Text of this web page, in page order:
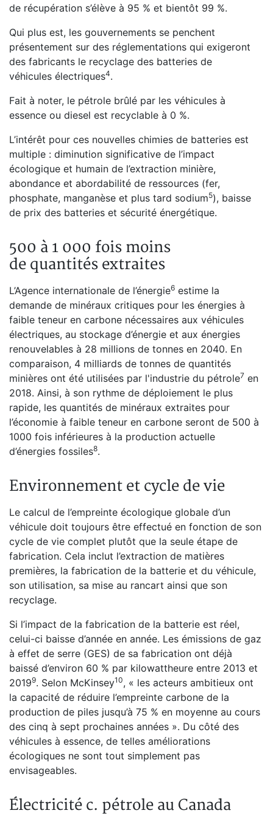
de récupération s’élève à 95 % et bientôt 99 %.
Qui plus est, les gouvernements se penchent
présentement sur des réglementations qui exigeront
des fabricants le recyclage des batteries de
véhicules électriques⁠4.
Fait à noter, le pétrole brûlé par les véhicules à
essence ou diesel est recyclable à 0 %.
L’intérêt pour ces nouvelles chimies de batteries est
multiple : diminution significative de l’impact
écologique et humain de l’extraction minière,
abondance et abordabilité de ressources (fer,
phosphate, manganèse et plus tard sodium⁠5), baisse
de prix des batteries et sécurité énergétique.
500 à 1 000 fois moins
de quantités extraites
L’Agence internationale de l’énergie⁠6 estime la
demande de minéraux critiques pour les énergies à
faible teneur en carbone nécessaires aux véhicules
électriques, au stockage d’énergie et aux énergies
renouvelables à 28 millions de tonnes en 2040. En
comparaison, 4 milliards de tonnes de quantités
minières ont été utilisées par l'industrie du pétrole⁠7 en
2018. Ainsi, à son rythme de déploiement le plus
rapide, les quantités de minéraux extraites pour
l’économie à faible teneur en carbone seront de 500 à
1000 fois inférieures à la production actuelle
d’énergies fossiles⁠8.
Environnement et cycle de vie
Le calcul de l’empreinte écologique globale d’un
véhicule doit toujours être effectué en fonction de son
cycle de vie complet plutôt que la seule étape de
fabrication. Cela inclut l’extraction de matières
premières, la fabrication de la batterie et du véhicule,
son utilisation, sa mise au rancart ainsi que son
recyclage.
Si l’impact de la fabrication de la batterie est réel,
celui-ci baisse d’année en année. Les émissions de gaz
à effet de serre (GES) de sa fabrication ont déjà
baissé d’environ 60 % par kilowattheure entre 2013 et
2019⁠9. Selon McKinsey⁠10, « les acteurs ambitieux ont
la capacité de réduire l’empreinte carbone de la
production de piles jusqu’à 75 % en moyenne au cours
des cinq à sept prochaines années ». Du côté des
véhicules à essence, de telles améliorations
écologiques ne sont tout simplement pas
envisageables.
Électricité c. pétrole au Canada